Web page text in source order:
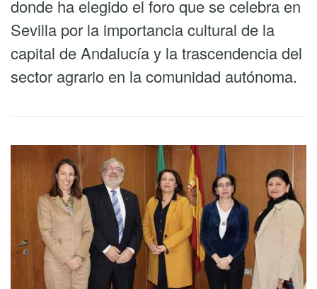
donde ha elegido el foro que se celebra en
Sevilla por la importancia cultural de la
capital de Andalucía y la trascendencia del
sector agrario en la comunidad autónoma.